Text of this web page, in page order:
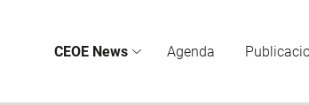
CEOE News Agenda